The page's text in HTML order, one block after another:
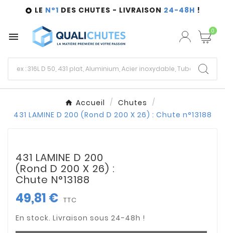
 LE N°1 DES CHUTES - LIVRAISON 24-48H !
 0
Accueil
Chutes
431 LAMINE D 200 (Rond D 200 X 26) : Chute n°13188
431 LAMINE D 200
(Rond D 200 X 26) :
Chute N°13188
49,81 € TTC